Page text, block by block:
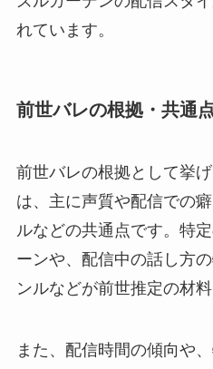
れています。
前世バレの根拠・共通
前世バレの根拠として挙
は、主に声質や配信での
ルなどの共通点です。特
ーンや、配信中の話し方
ンルなどが前世推定の材
また、配信時間の傾向や